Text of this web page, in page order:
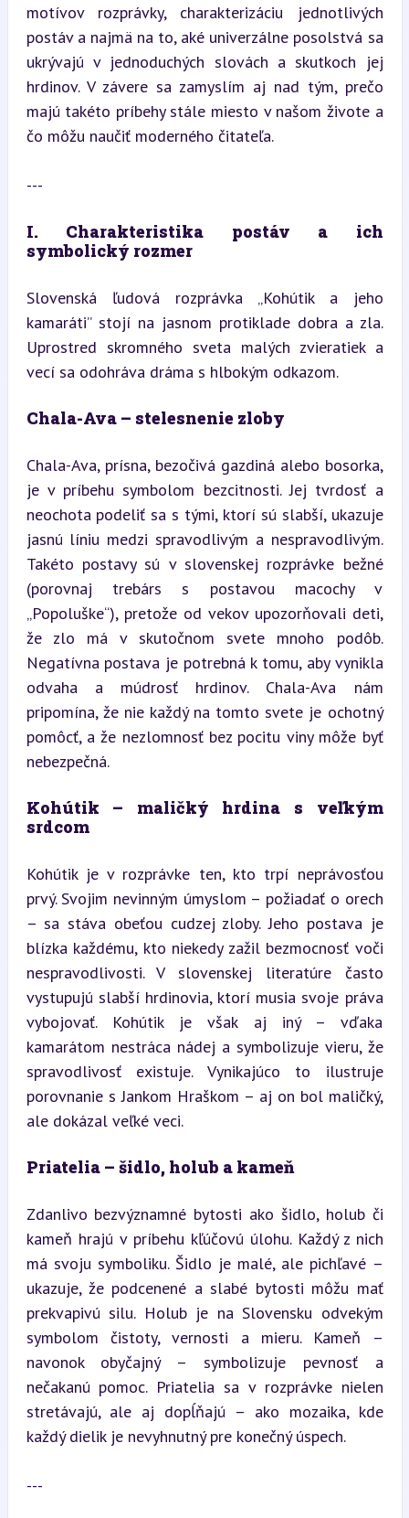
motívov rozprávky, charakterizáciu jednotlivých
postáv a najmä na to, aké univerzálne posolstvá sa
ukrývajú v jednoduchých slovách a skutkoch jej
hrdinov. V závere sa zamyslím aj nad tým, prečo
majú takéto príbehy stále miesto v našom živote a
čo môžu naučiť moderného čitateľa.
---
I. Charakteristika postáv a ich
symbolický rozmer
Slovenská ľudová rozprávka „Kohútik a jeho
kamaráti” stojí na jasnom protiklade dobra a zla.
Uprostred skromného sveta malých zvieratiek a
vecí sa odohráva dráma s hlbokým odkazom.
Chala-Ava – stelesnenie zloby
Chala-Ava, prísna, bezočivá gazdiná alebo bosorka,
je v príbehu symbolom bezcitnosti. Jej tvrdosť a
neochota podeliť sa s tými, ktorí sú slabší, ukazuje
jasnú líniu medzi spravodlivým a nespravodlivým.
Takéto postavy sú v slovenskej rozprávke bežné
(porovnaj trebárs s postavou macochy v
„Popoluške“), pretože od vekov upozorňovali deti,
že zlo má v skutočnom svete mnoho podôb.
Negatívna postava je potrebná k tomu, aby vynikla
odvaha a múdrosť hrdinov. Chala-Ava nám
pripomína, že nie každý na tomto svete je ochotný
pomôcť, a že nezlomnosť bez pocitu viny môže byť
nebezpečná.
Kohútik – maličký hrdina s veľkým
srdcom
Kohútik je v rozprávke ten, kto trpí neprávosťou
prvý. Svojim nevinným úmyslom – požiadať o orech
– sa stáva obeťou cudzej zloby. Jeho postava je
blízka každému, kto niekedy zažil bezmocnosť voči
nespravodlivosti. V slovenskej literatúre často
vystupujú slabší hrdinovia, ktorí musia svoje práva
vybojovať. Kohútik je však aj iný – vďaka
kamarátom nestráca nádej a symbolizuje vieru, že
spravodlivosť existuje. Vynikajúco to ilustruje
porovnanie s Jankom Hraškom – aj on bol maličký,
ale dokázal veľké veci.
Priatelia – šidlo, holub a kameň
Zdanlivo bezvýznamné bytosti ako šidlo, holub či
kameň hrajú v príbehu kľúčovú úlohu. Každý z nich
má svoju symboliku. Šidlo je malé, ale pichľavé –
ukazuje, že podcenené a slabé bytosti môžu mať
prekvapivú silu. Holub je na Slovensku odvekým
symbolom čistoty, vernosti a mieru. Kameň –
navonok obyčajný – symbolizuje pevnosť a
nečakanú pomoc. Priatelia sa v rozprávke nielen
stretávajú, ale aj dopĺňajú – ako mozaika, kde
každý dielik je nevyhnutný pre konečný úspech.
---